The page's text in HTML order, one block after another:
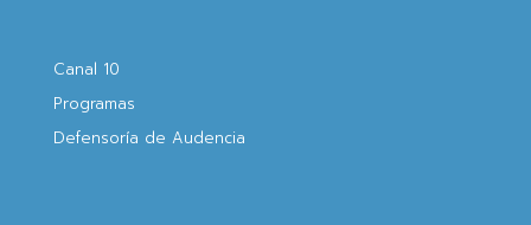
Canal 10
Programas
Defensoría de Audencia